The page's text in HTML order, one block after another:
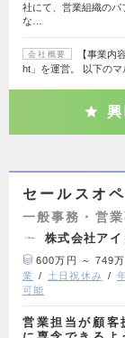
社にて、営業組織のパ
な…
会社概要
【事業内
ht」を運営。 以下の
セールスオ
一般事務・営
株式会社アイ
600万円 ～ 749万
業
土日祝休み
可能
営業担当が顧客